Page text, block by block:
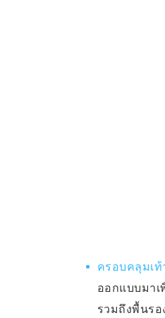
ครอบคลุมเ
ออกแบบมาเ
รวมถึงพื้นรอ